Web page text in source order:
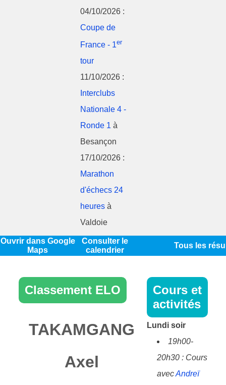
04/10/2026 :
Coupe de
France - 1er
tour
11/10/2026 :
Interclubs
Nationale 4 -
Ronde 1 à
Besançon
17/10/2026 :
Marathon
d'échecs 24
heures à
Valdoie
Ouvrir dans Google
Maps
Consulter le
calendrier
Tous les
Classement ELO
TAKAMGANG
Axel
Cours et
activités
Lundi soir
19h00-
20h30 : Cours
avecAndreï